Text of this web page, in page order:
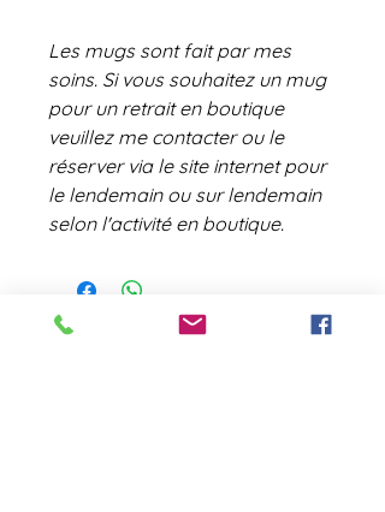
Les mugs sont fait par mes
soins. Si vous souhaitez un mug
pour un retrait en boutique
veuillez me contacter ou le
réserver via le site internet pour
le lendemain ou sur lendemain
selon l'activité en boutique.
contact@laboutiquederose.